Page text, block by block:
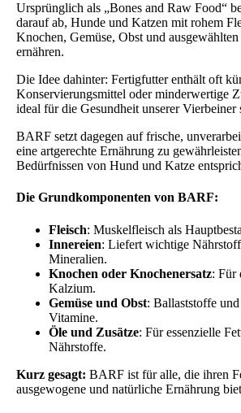
Ursprünglich als „Bones and Raw Food“
darauf ab, Hunde und Katzen mit rohem
Knochen, Gemüse, Obst und ausgewählten
ernähren.
Die Idee dahinter: Fertigfutter enthält oft
Konservierungsmittel oder minderwertige
ideal für die Gesundheit unserer Vierbeiner
BARF setzt dagegen auf frische,
eine artgerechte Ernährung zu
Bedürfnissen von Hund und Katze
Die Grundkomponenten von BARF:
Fleisch: Muskelfleisch als
Innereien: Liefert wichtige
Mineralien.
Knochen oder Knochenersatz: Für
Kalzium.
Gemüse und Obst: Ballaststoffe
Vitamine.
Öle und Zusätze: Für essenzielle
Nährstoffe.
Kurz gesagt: BARF ist für alle, die ihren
ausgewogene und natürliche Ernährung